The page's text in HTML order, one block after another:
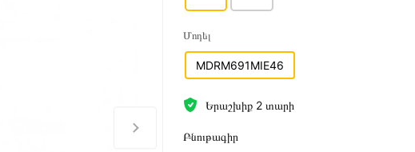
Մոդել
MDRM691MIE46
Երաշխիք 2 տարի
Բնութագիր